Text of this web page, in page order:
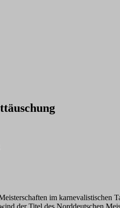
im karnevalistischen
der Titel des Norddeutschen